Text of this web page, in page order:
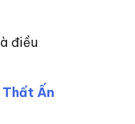
điều
Thất Ấn